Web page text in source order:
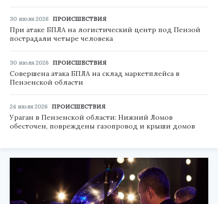
30 июля 2026 ПРОИСШЕСТВИЯ
При атаке БПЛА на логистический центр под Пензой
пострадали четыре человека
30 июля 2026 ПРОИСШЕСТВИЯ
Совершена атака БПЛА на склад маркетплейса в
Пензенской области
24 июля 2026 ПРОИСШЕСТВИЯ
Ураган в Пензенской области: Нижний Ломов
обесточен, повреждены газопровод и крыши домов